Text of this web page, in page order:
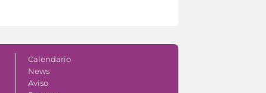
Calendario
News
Aviso